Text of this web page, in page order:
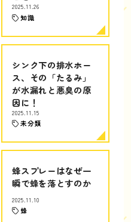
2025.11.26
知識
シンク下の排水ホー
ス、その「たるみ」
が水漏れと悪臭の原
因に！
2025.11.15
未分類
蜂スプレーはなぜ一
瞬で蜂を落とすのか
2025.11.10
蜂